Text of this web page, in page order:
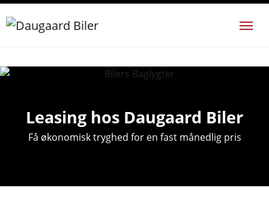
Leasing hos Daugaard Biler
Få økonomisk tryghed for en fast månedlig pris